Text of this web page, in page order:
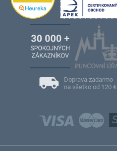
Doprava zadarmo
na všetko od 120 €